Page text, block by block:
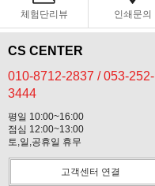
체험단리뷰 인쇄문의
CS CENTER
010-8712-2837 / 053-252-
3444
평일 10:00~16:00
점심 12:00~13:00
토,일,공휴일 휴무
고객센터 연결